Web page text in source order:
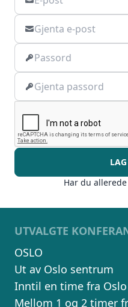
Har du
UTVALGTE
OSLO
Ut av Oslo sentrum
Inntil en time fra Oslo
Mellom 1 og 2 timer
råd og
betingelser,